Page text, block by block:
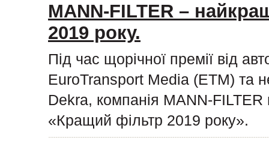
MANN-FILTER –
2019 року.
Під час щорічної премії від
EuroTransport Media (ETM) та
Dekra, компанія MANN-FILTER
«Кращий фільтр 2019 року».